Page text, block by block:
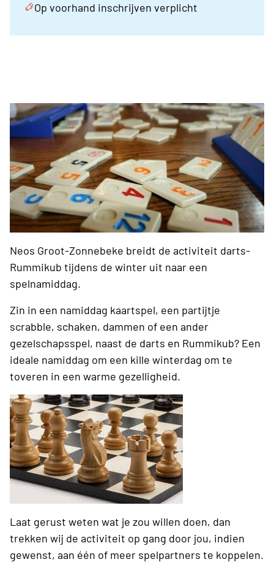
Op voorhand inschrijven verplicht
Neos Groot-Zonnebeke breidt de activiteit darts-
Rummikub tijdens de winter uit naar een
spelnamiddag.
Zin in een namiddag kaartspel, een partijtje
scrabble, schaken, dammen of een ander
gezelschapsspel, naast de darts en Rummikub? Een
ideale namiddag om een kille winterdag om te
toveren in een warme gezelligheid.
Laat gerust weten wat je zou willen doen, dan
trekken wij de activiteit op gang door jou, indien
gewenst, aan één of meer spelpartners te koppelen.